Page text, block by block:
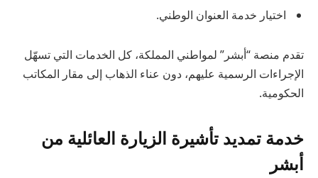
اختيار خدمة العنوان الوطني.
تقدم منصة “أبشر” لمواطني المملكة، كل الخدمات التي تسهّل
الإجراءات الرسمية عليهم، دون عناء الذهاب إلى مقار المكاتب
الحكومية.
خدمة تمديد تأشيرة الزيارة العائلية من
أبشر